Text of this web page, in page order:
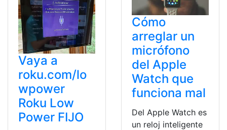
Vaya a
roku.com/lo
wpower
Roku Low
Power FIJO
Cómo
arreglar un
micrófono
del Apple
Watch que
funciona mal
Del Apple Watch es
un reloj inteligente